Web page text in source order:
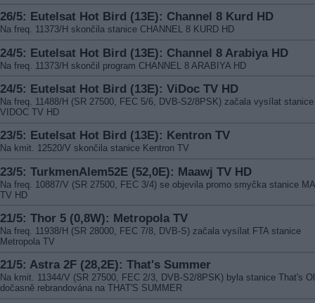
26/5: Eutelsat Hot Bird (13E): Channel 8 Kurd HD
Na freq. 11373/H skončila stanice CHANNEL 8 KURD HD
24/5: Eutelsat Hot Bird (13E): Channel 8 Arabiya HD
Na freq. 11373/H skončil program CHANNEL 8 ARABIYA HD
24/5: Eutelsat Hot Bird (13E): ViDoc TV HD
Na freq. 11488/H (SR 27500, FEC 5/6, DVB-S2/8PSK) začala vysílat stanice
VIDOC TV HD
23/5: Eutelsat Hot Bird (13E): Kentron TV
Na kmit. 12520/V skončila stanice Kentron TV
23/5: TurkmenAlem52E (52,0E): Maawj TV HD
Na freq. 10887/V (SR 27500, FEC 3/4) se objevila promo smyčka stanice
TV HD
21/5: Thor 5 (0,8W): Metropola TV
Na freq. 11938/H (SR 28000, FEC 7/8, DVB-S) začala vysílat FTA stanice
Metropola TV
21/5: Astra 2F (28,2E): That's Summer
Na kmit. 11344/V (SR 27500, FEC 2/3, DVB-S2/8PSK) byla stanice That's
dočasně rebrandována na THAT'S SUMMER